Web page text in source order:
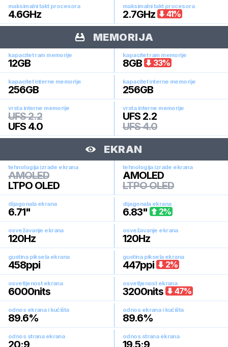
maksimalni takt procesora
4.6GHz
maksimalni takt procesora
2.7GHz 41%
MEMORIJA
kapacitet ram memorije
12GB
kapacitet ram memorije
8GB 33%
kapacitet interne memorije
256GB
kapacitet interne memorije
256GB
vrsta interne memorije
UFS 2.2
UFS 4.0
vrsta interne memorije
UFS 2.2
UFS 4.0
EKRAN
tehnologija izrade ekrana
AMOLED
LTPO OLED
tehnologija izrade ekrana
AMOLED
LTPO OLED
dijagonala ekrana
6.71"
dijagonala ekrana
6.83" 2%
osvežavanje ekrana
120Hz
osvežavanje ekrana
120Hz
gustina piksela ekrana
458ppi
gustina piksela ekrana
447ppi 2%
osvetljenost ekrana
6000nits
osvetljenost ekrana
3200nits 47%
odnos ekrana i kućišta
89.6%
odnos ekrana i kućišta
89.6%
odnos strana ekrana
20:9
odnos strana ekrana
19.5:9